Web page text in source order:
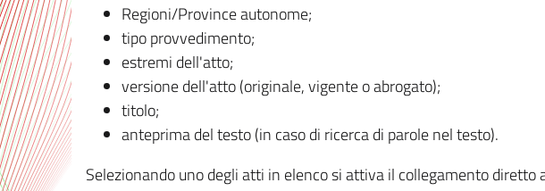
Regioni/Province autonome;
tipo provvedimento;
estremi dell'atto;
versione dell'atto (originale, vigente o abrogato);
titolo;
anteprima del testo (in caso di ricerca di parole nel testo).
Selezionando uno degli atti in elenco si attiva il collegamento